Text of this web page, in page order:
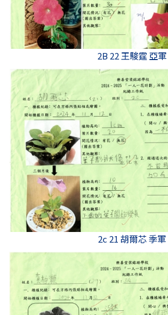
2B 22 王駿霆 亞軍
2c 21 胡爾芯 季軍